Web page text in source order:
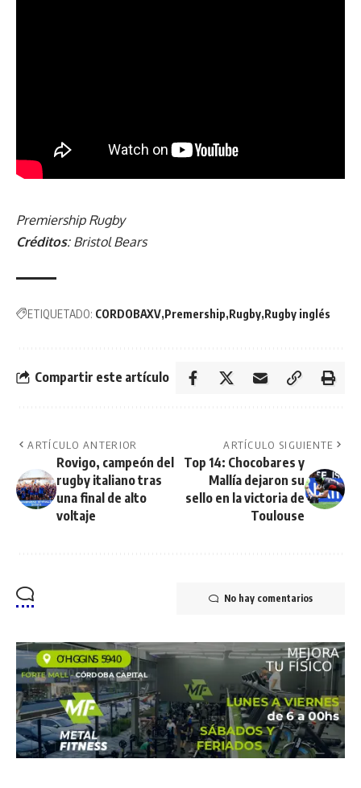
Premiership Rugby
Créditos: Bristol Bears
ETIQUETADO: CORDOBAXV Premership Rugby Rugby inglés
Compartir este artículo
ARTÍCULO ANTERIOR
Rovigo, campeón del
rugby italiano tras
una final de alto
voltaje
ARTÍCULO SIGUIENTE
Top 14: Chocobares y
Mallía dejaron su
sello en la victoria de
Toulouse
No hay comentarios